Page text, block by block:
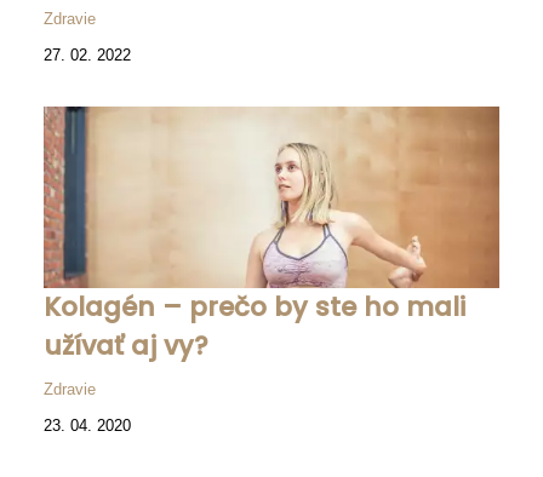
Zdravie
27. 02. 2022
Kolagén – prečo by ste ho mali
užívať aj vy?
Zdravie
23. 04. 2020